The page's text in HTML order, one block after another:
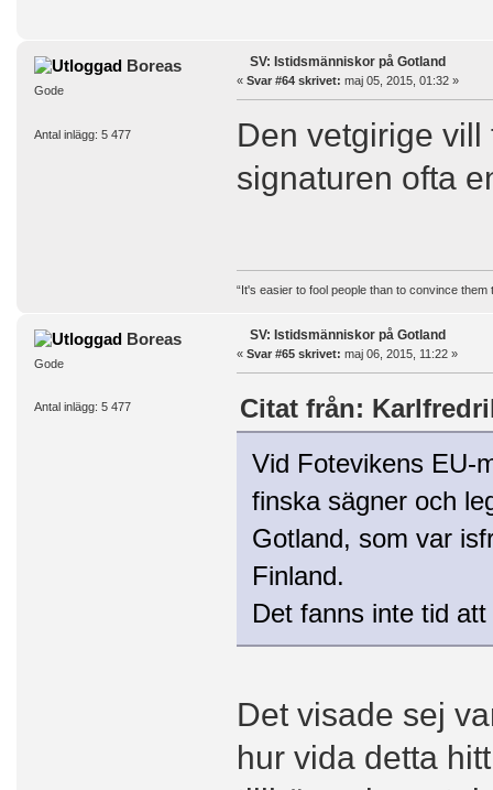
Boreas
Gode
Antal inlägg: 5 477
SV: Istidsmänniskor på Gotland
« Svar #64 skrivet: maj 05, 2015, 01:32 »
Den vetgirige
signaturen ofta
“It's easier to fool people than to convince them
Boreas
Gode
Antal inlägg: 5 477
SV: Istidsmänniskor på Gotland
« Svar #65 skrivet: maj 06, 2015, 11:22 »
Citat från:
Vid Fotevikens EU-
finska sägner och
Gotland, som var
Finland.
Det fanns inte tid
Det visade sej
hur vida detta